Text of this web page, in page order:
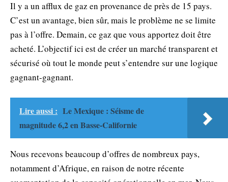
Il y a un afflux de gaz en provenance de près de 15 pays.
C’est un avantage, bien sûr, mais le problème ne se limite
pas à l’offre. Demain, ce gaz que vous apportez doit être
acheté. L’objectif ici est de créer un marché transparent et
sécurisé où tout le monde peut s’entendre sur une logique
gagnant-gagnant.
Lire aussi : Le Mexique : Séisme de
magnitude 6,2 en Basse-Californie
Nous recevons beaucoup d’offres de nombreux pays,
notamment d’Afrique, en raison de notre récente